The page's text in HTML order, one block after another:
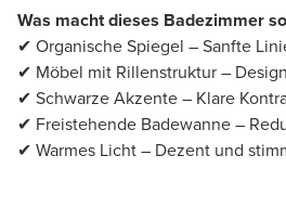
Was macht dieses Badezimmer
✔ Organische Spiegel – Sanfte
✔ Möbel mit Rillenstruktur –
✔ Schwarze Akzente – Klare
✔ Freistehende Badewanne –
✔ Warmes Licht – Dezent und